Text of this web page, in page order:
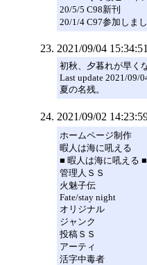
20/5/5 C98新刊
20/1/4 C97参加しまし
2021/09/04 15:34:51
初秋、夕暮れが早く
Last update 2021/09/
夏の名残。
2021/09/02
ホームページ制作
暇人は海に吼える
■ 暇人は海に吼える ■
管理人ＳＳ
火魅子伝
Fate/stay night
オリジナル
ジャンク
投稿ＳＳ
アーティ
活字中毒者